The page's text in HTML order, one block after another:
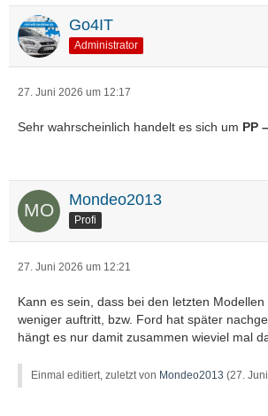
Go4IT
Administrator
27. Juni 2026 um 12:17
Sehr wahrscheinlich handelt es sich um PP
Mondeo2013
Profi
27. Juni 2026 um 12:21
Kann es sein, dass bei den letzten
weniger auftritt, bzw. Ford hat später
hängt es nur damit zusammen wieviel mal
Einmal editiert, zuletzt von Mondeo2013 (27.